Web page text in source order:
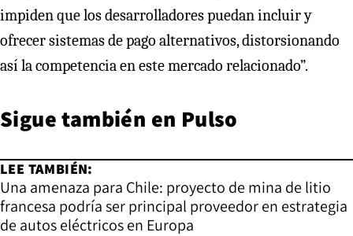
impiden que los desarrolladores puedan incluir y
ofrecer sistemas de pago alternativos, distorsionando
así la competencia en este mercado relacionado”.
Sigue también en Pulso
LEE TAMBIÉN:
Una amenaza para Chile: proyecto de mina de litio
francesa podría ser principal proveedor en estrategia
de autos eléctricos en Europa